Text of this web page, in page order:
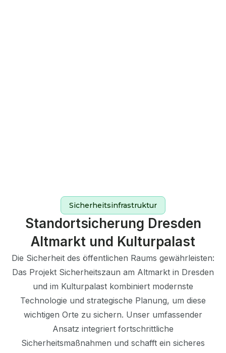
Sicherheitsinfrastruktur
Standortsicherung Dresden
Altmarkt und Kulturpalast
Die Sicherheit des öffentlichen Raums gewährleisten:
Das Projekt Sicherheitszaun am Altmarkt in Dresden
und im Kulturpalast kombiniert modernste
Technologie und strategische Planung, um diese
wichtigen Orte zu sichern. Unser umfassender
Ansatz integriert fortschrittliche
Sicherheitsmaßnahmen und schafft ein sicheres